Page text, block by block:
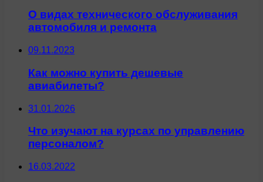
О видах технического обслуживания
автомобиля и ремонта
09.11.2023
Как можно купить дешевые
авиабилеты?
31.01.2026
Что изучают на курсах по управлению
персоналом?
16.03.2022